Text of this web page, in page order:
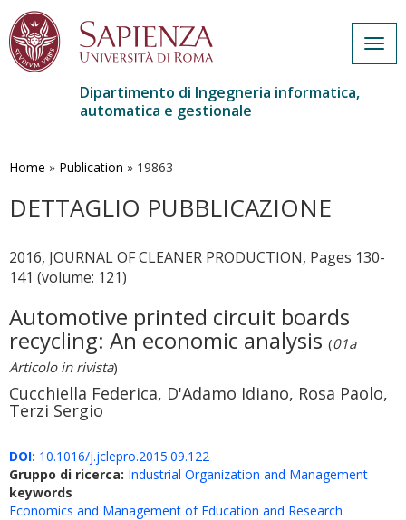
contenuto
Dipartimento di Ingegneria informatica,
automatica e gestionale
Home » Publication » 19863
DETTAGLIO PUBBLICAZIONE
2016, JOURNAL OF CLEANER PRODUCTION, Pages 130-
141 (volume: 121)
Automotive printed circuit boards
recycling: An economic analysis (01a
Articolo in rivista)
Cucchiella Federica, D'Adamo Idiano, Rosa Paolo,
Terzi Sergio
DOI: 10.1016/j.jclepro.2015.09.122
Gruppo di ricerca: Industrial Organization and Management
keywords
Economics and Management of Education and Research